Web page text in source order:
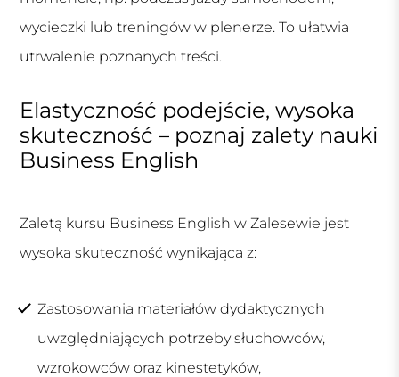
wycieczki lub treningów w plenerze. To ułatwia
utrwalenie poznanych treści.
Elastyczność podejście, wysoka
skuteczność – poznaj zalety nauki
Business English
Zaletą kursu Business English w Zalesewie jest
wysoka skuteczność wynikająca z:
Zastosowania materiałów dydaktycznych
uwzględniających potrzeby słuchowców,
wzrokowców oraz kinestetyków,